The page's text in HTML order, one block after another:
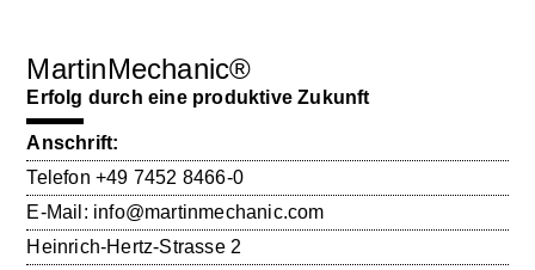
MartinMechanic®
Erfolg durch eine produktive Zukunft
Anschrift:
Telefon+49 7452 8466-0
E-Mail: info@martinmechanic.com
Heinrich-Hertz-Strasse 2